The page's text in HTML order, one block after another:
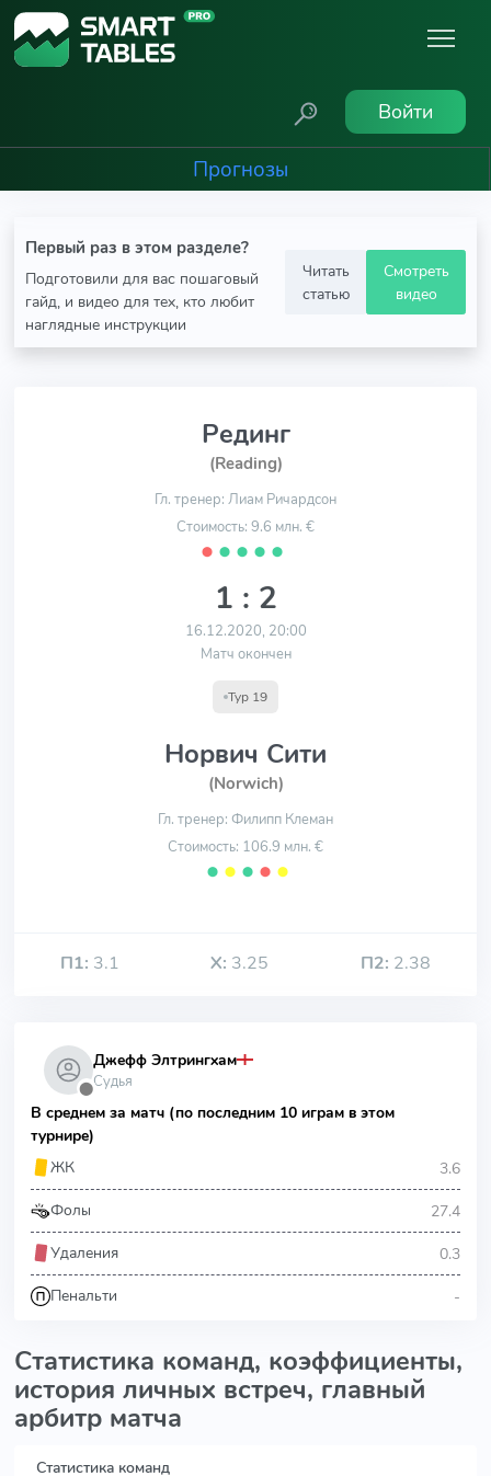
Войти
Прогнозы
Первый раз в этом разделе?
Подготовили для вас пошаговый
гайд, и видео для тех, кто любит
наглядные инструкции
Читать
статью
Смотреть
видео
Рединг
(Reading)
Гл. тренер: Лиам Ричардсон
Стоимость: 9.6 млн. €
⬤ ⬤ ⬤ ⬤ ⬤
1 : 2
16.12.2020, 20:00
Матч окончен
Тур 19
Норвич Сити
(Norwich)
Гл. тренер: Филипп Клеман
Стоимость: 106.9 млн. €
⬤ ⬤ ⬤ ⬤ ⬤
П1: 3.1 Х: 3.25 П2: 2.38
⬤
Джефф Элтрингхам
Судья
В среднем за матч (по последним 10 играм в этом
турнире)
ЖК
3.6
Фолы 27.4
Удаления 0.3
Пенальти -
Статистика команд, коэффициенты,
история личных встреч, главный
арбитр матча
Статистика команд